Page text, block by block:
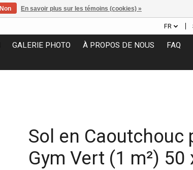
FR
GALERIE PHOTO À PROPOS DE NOUS
FAQ
Sol en Caoutchouc
Gym Vert (1 m²) 50
Non En savoir plus sur les témoins (cookies) »